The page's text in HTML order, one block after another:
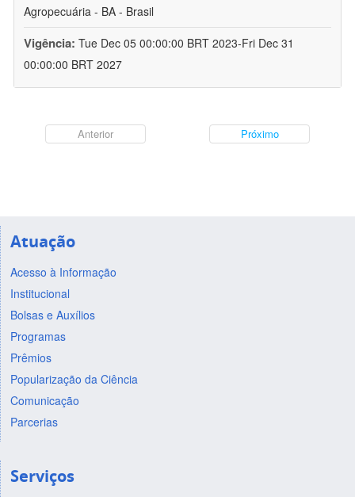
Agropecuária - BA - Brasil
Vigência: Tue Dec 05 00:00:00 BRT 2023-Fri Dec 31
00:00:00 BRT 2027
Anterior Próximo
Atuação
Acesso à Informação
Institucional
Bolsas e Auxílios
Programas
Prêmios
Popularização da Ciência
Comunicação
Parcerias
Serviços